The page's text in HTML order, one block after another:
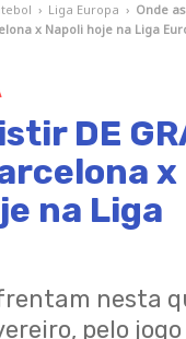
› Liga Europa › Onde
x Napoli hoje na Liga
DE
x
na Liga
nesta
pelo jogo